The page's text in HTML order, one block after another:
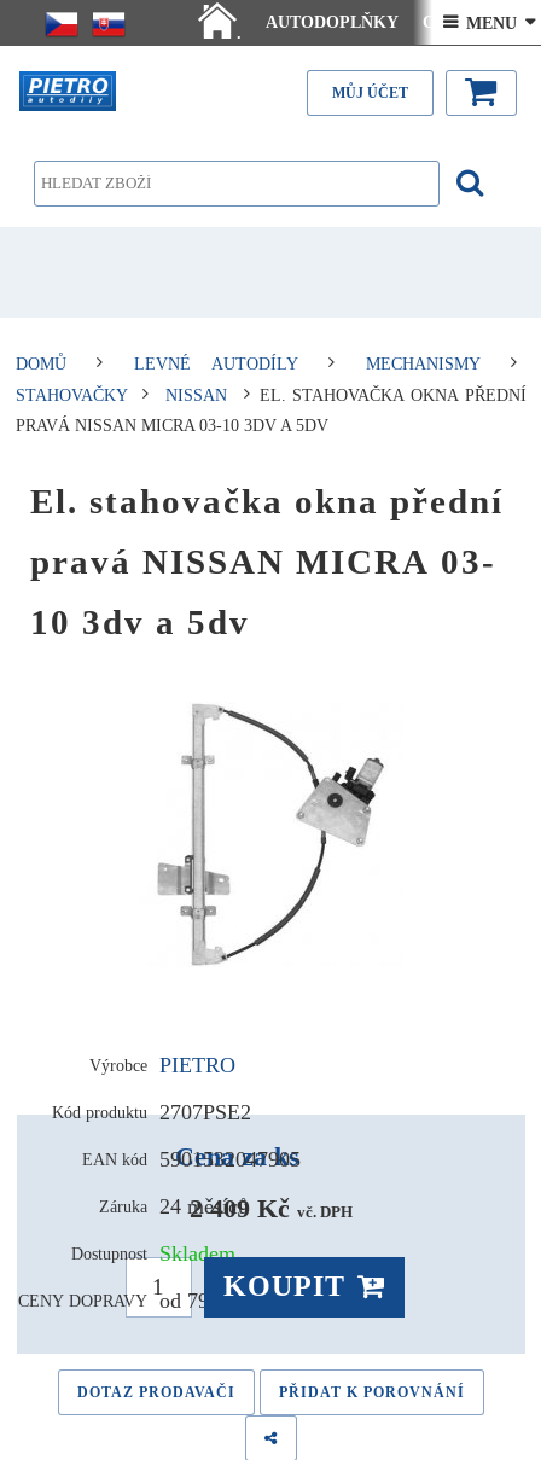
.
AUTODOPLŇKY Ceny doručení
Články - návody Kontakt
 MENU 
MŮJ ÚČET
DOMŮ LEVNÉ AUTODÍLY
MECHANISMY
STAHOVAČKY
NISSAN
EL. STAHOVAČKA OKNA PŘEDNÍ
PRAVÁ NISSAN MICRA 03-10 3DV A 5DV
El. stahovačka okna přední
pravá NISSAN MICRA 03-
10 3dv a 5dv
Výrobce PIETRO
Kód produktu 2707PSE2
EAN kód 5901532047905
Záruka 24 měsíců
Dostupnost Skladem
CENY DOPRAVY od 79,- Kč
Cena za ks
2 409 Kč vč. DPH
KOUPIT
DOTAZ PRODAVAČI PŘIDAT K POROVNÁNÍ